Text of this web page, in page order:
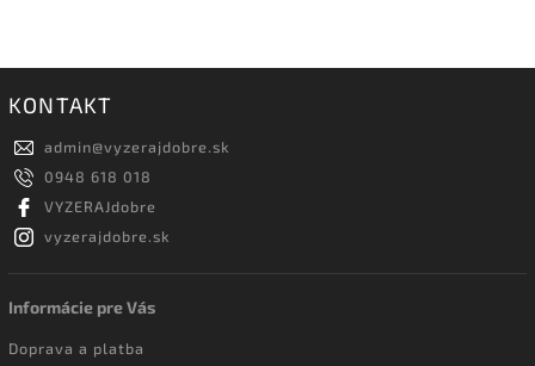
KONTAKT
admin@vyzerajdobre.sk
0948 618 018
VYZERAJdobre
vyzerajdobre.sk
Informácie pre Vás
Doprava a platba